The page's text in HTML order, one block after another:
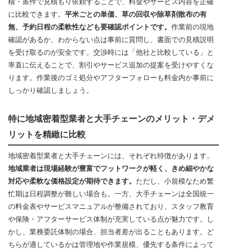
に比較できます。 平米ごとの単価、草の回収や除草剤散布の有
無、予約日程の柔軟性なども要確認ポイントです。 作業前の現地
確認があるか、わからない点は事前に質問し、書面での見積説明
を受け取るのが安全です。交渉時には「他社と比較している」と
率直に伝えることで、割引やサービス追加の提案を受けやすくな
ります。作業後のゴミ処分やアフターフォローも料金内か事前に
しっかり確認しましょう。
特に地域密着型業者と大手チェーンのメリット・デメ
リットを精緻に比較
地域密着型業者と大手チェーンには、それぞれ特徴があります。
地域業者は現場経験が豊富でフットワークが軽く、きめ細やかな
対応や柔軟な価格設定が期待できます。 ただし、小規模なため繁
忙期は日程調整が難しい場合も。一方、大手チェーンは全国統一
の料金表やサービスマニュアルが整備されており、スタッフ教育
や保険・アフターサービス体制が充実している点が魅力です。し
かし、業務委託体制の場合、担当者差が出ることもあります。ど
ちらが適しているかは管理地や作業規模、優先する条件によって